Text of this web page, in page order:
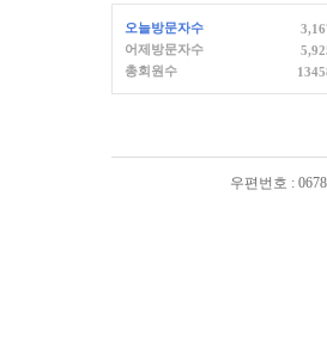
오늘방문자수
어제방문자수
총회원수
우편번호 :